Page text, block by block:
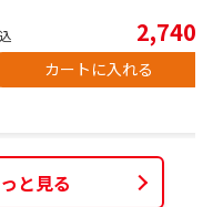
2,740
カートに入れる
と見る